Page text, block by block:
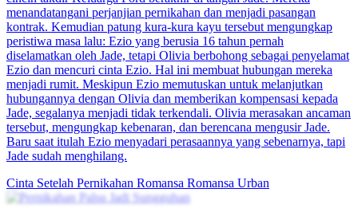
menandatangani perjanjian pernikahan dan menjadi pasangan
kontrak. Kemudian patung kura-kura kayu tersebut mengungkap
peristiwa masa lalu: Ezio yang berusia 16 tahun pernah
diselamatkan oleh Jade, tetapi Olivia berbohong sebagai penyelamat
Ezio dan mencuri cinta Ezio. Hal ini membuat hubungan mereka
menjadi rumit. Meskipun Ezio memutuskan untuk melanjutkan
hubungannya dengan Olivia dan memberikan kompensasi kepada
Jade, segalanya menjadi tidak terkendali. Olivia merasakan ancaman
tersebut, mengungkap kebenaran, dan berencana mengusir Jade.
Baru saat itulah Ezio menyadari perasaannya yang sebenarnya, tapi
Jade sudah menghilang.
Cinta Setelah Pernikahan Romansa Romansa Urban